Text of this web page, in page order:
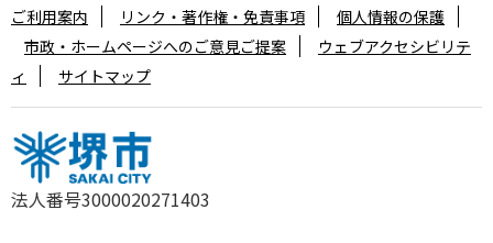
法人番号3000020271403
ご利用案内 リンク・著作権・免責事項
個人情報の保護
市政・ホームページへのご意見ご提案
ウェブアクセシビリテ
ィ
サイトマップ